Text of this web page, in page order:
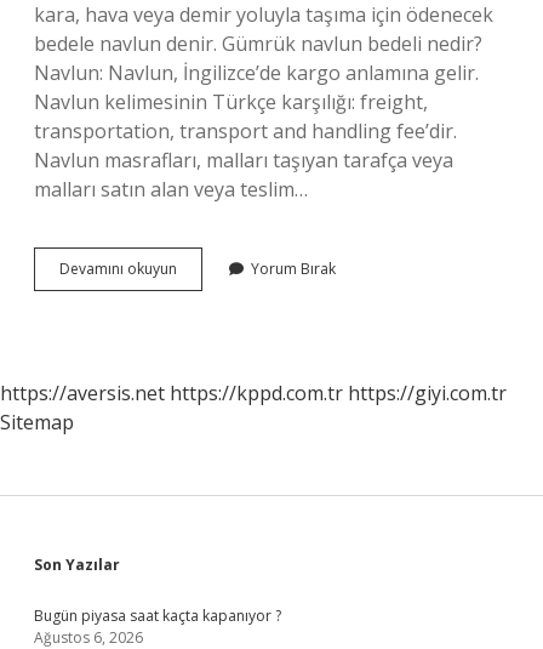
kara, hava veya demir yoluyla taşıma için ödenecek
bedele navlun denir. Gümrük navlun bedeli nedir?
Navlun: Navlun, İngilizce’de kargo anlamına gelir.
Navlun kelimesinin Türkçe karşılığı: freight,
transportation, transport and handling fee’dir.
Navlun masrafları, malları taşıyan tarafça veya
malları satın alan veya teslim…
Devamını okuyun
Ücreti
Yorum Bırak
https://aversis.net https://kppd.com.tr https://giyi.com.tr
Sitemap
Sidebar
Son Yazılar
Bugün piyasa saat kaçta kapanıyor ?
Ağustos 6, 2026